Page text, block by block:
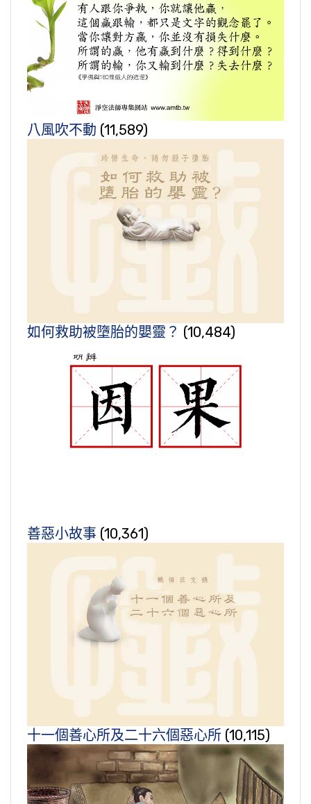
八風吹不動 (11,589)
如何救助被墮胎的嬰靈？ (10,484)
善惡小故事 (10,361)
十一個善心所及二十六個惡心所 (10,115)